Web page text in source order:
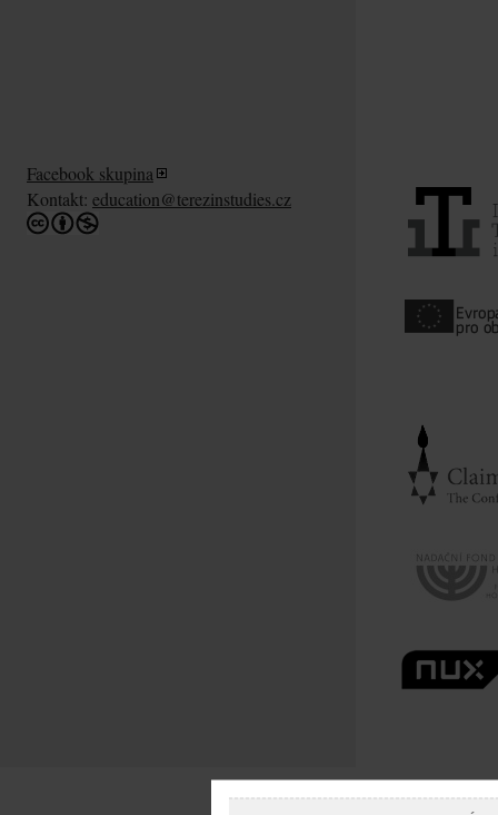
Facebook skupina
Kontakt: education@terezinstudies.cz